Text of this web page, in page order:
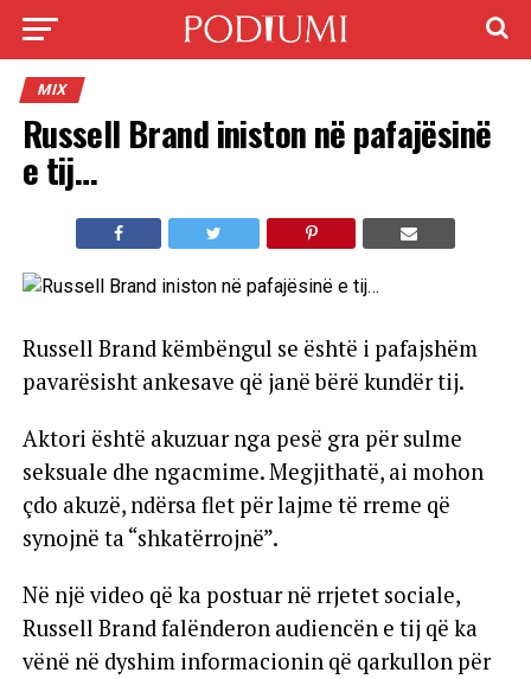
MIX
Russell Brand iniston në pafajësinë
e tij…
Russell Brand këmbëngul se është i pafajshëm
pavarësisht ankesave që janë bërë kundër tij.
Aktori është akuzuar nga pesë gra për sulme
seksuale dhe ngacmime. Megjithatë, ai mohon
çdo akuzë, ndërsa flet për lajme të rreme që
synojnë ta “shkatërrojnë”.
Në një video që ka postuar në rrjetet sociale,
Russell Brand falënderon audiencën e tij që ka
vënë në dyshim informacionin që qarkullon për